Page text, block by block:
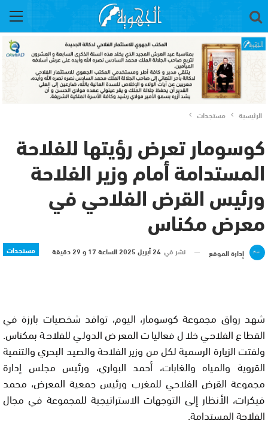
الرئيسية مستجدات
كوسومار تعرض رؤيتها للفلاحة
المستدامة أمام وزير الفلاحة
ورئيس القرض الفلاحي في
معرض مكناس
مستجدات إدارة الموقع نشر في 24 أبريل 2025 الساعة 17 و 29 دقيقة
شهد رواق مجموعة كوسومار، اليوم، توافد شخصيات بارزة في
القطاع الفلاحي خلال فعاليات المعرض الدولي للفلاحة بمكناس.
ولفتت الزيارة الرسمية لكل من وزير الفلاحة والصيد البحري والتنمية
القروية والمياه والغابات، أحمد البواري، ورئيس مجلس إدارة
مجموعة القرض الفلاحي للمغرب ورئيس جمعية المعرض، محمد
فيكرات، الأنظار إلى التوجهات الاستراتيجية للمجموعة في مجال
الفلاحة المستدامة.